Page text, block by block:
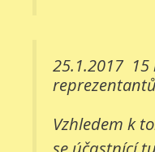
25.1.2017
Vzhledem k